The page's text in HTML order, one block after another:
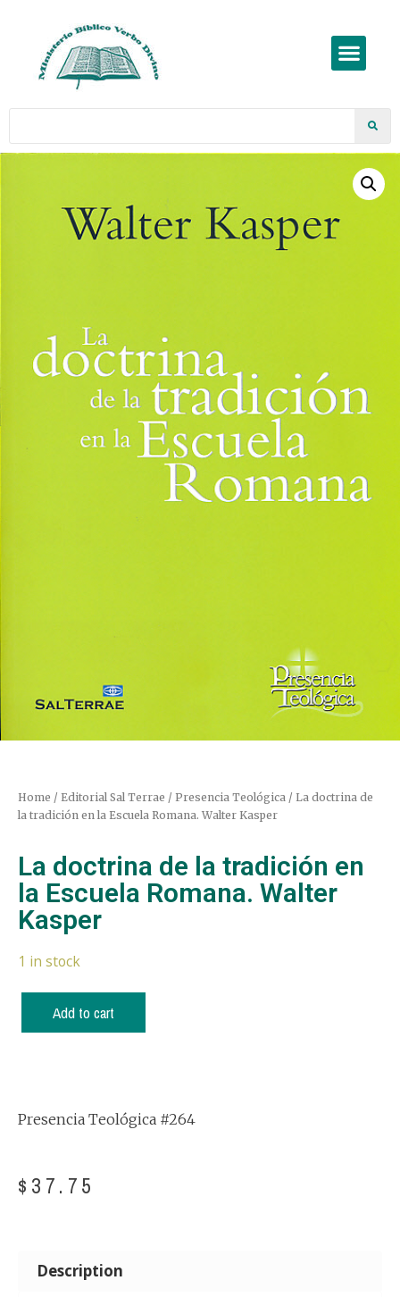
Home / Editorial Sal Terrae / Presencia Teológica / La doctrina de
la tradición en la Escuela Romana. Walter Kasper
La doctrina de la tradición en
la Escuela Romana. Walter
Kasper
1 in stock
Add to cart
Presencia Teológica #264
$ 37.75
Description